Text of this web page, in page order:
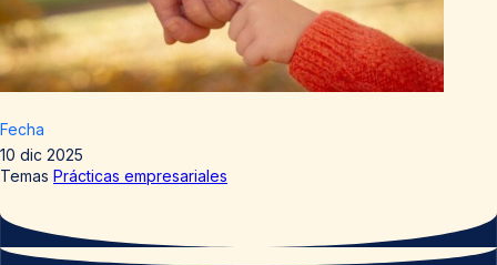
Fecha
10 dic 2025
Temas Prácticas empresariales